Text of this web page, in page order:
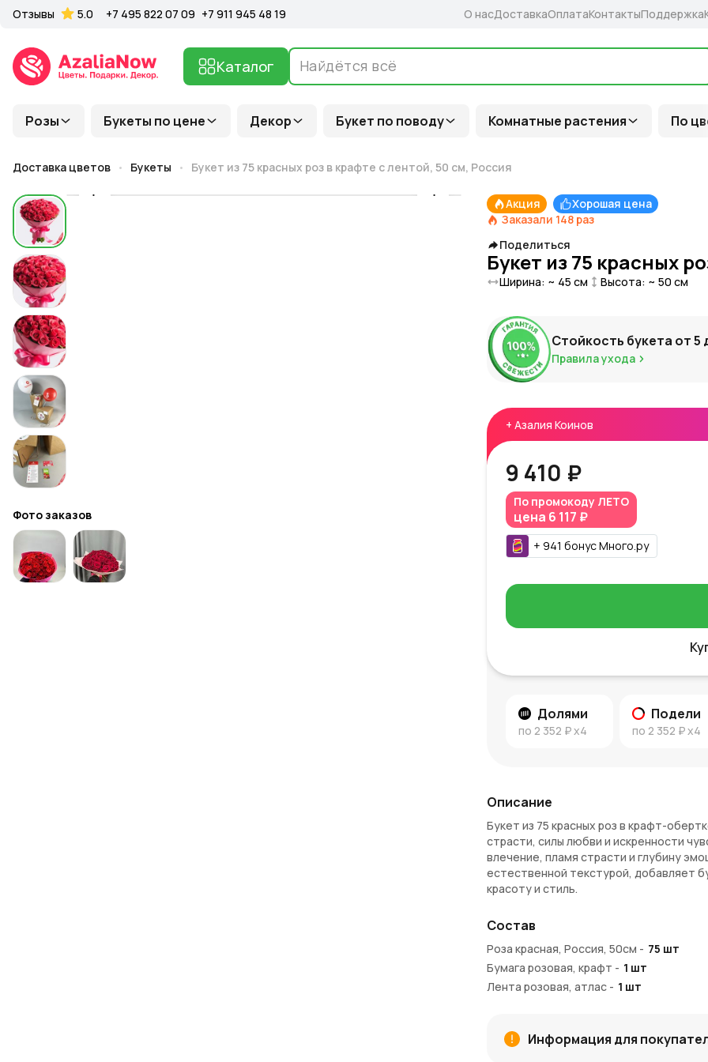
Розы Букеты по цене Декор Букет по поводу Комнатные растения По
Каталог
Отзывы 5.0 +7 495 822 07 09 +7 911 945 48 19 О насДоставкаОплатаКонтактыПоддержка
Доставка цветов Букеты Букет из 75 красных роз в крафте с лентой, 50 см, Россия
Фото заказов
Акция
Хорошая цена
Заказали 148 раз
Поделиться
Букет из 75 красных
Ширина: ~ 45 см Высота: ~ 50 см
Стойкость букета от5
Правила ухода
+ Азалия Коинов
9 410 ₽
По промокоду ЛЕТО
цена 6 117 ₽
+ 941 бонусМного.ру
Долями
по 2 352 ₽x4
Подели
по 2 352 ₽x4
Описание
Букет из 75 красных роз в крафт-
страсти, силы любви и искренности
влечение, пламя страсти и глубину
естественной текстурой, добавляет
красоту и стиль.
наполнена эмоциями и страстью, а
букету завершённость и
величественный, идеален для того,
Преимущества букета:
Длина 50 см
Крафт-обёртка— натуральный и
Состав
Роза красная, Россия, 50см - 75 шт
Бумага розовая, крафт - 1 шт
Лента розовая, атлас - 1 шт
Информация для